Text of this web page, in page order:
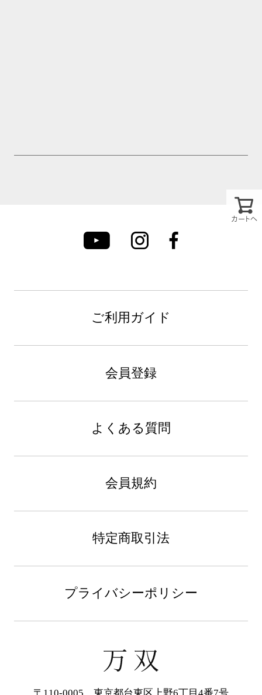
カートへ
ご利用ガイド
会員登録
よくある質問
会員規約
特定商取引法
プライバシーポリシー
〒110-0005 東京都台東区上野6丁目4番7号